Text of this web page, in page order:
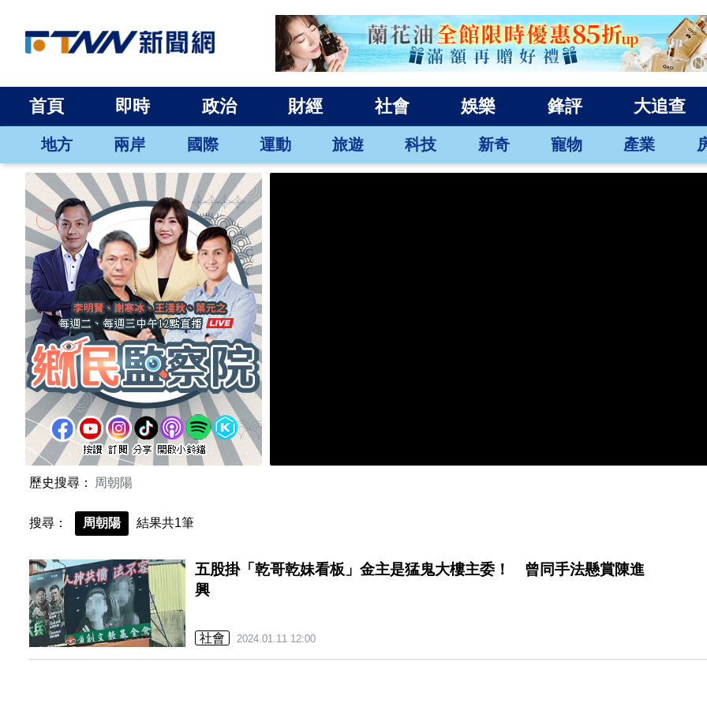
首頁 即時 政治 財經 社會 娛樂 鋒評 大追查
地方 兩岸 國際 運動 旅遊 科技 新奇 寵物 產業
歷史搜尋： 周朝陽
搜尋： 周朝陽 結果共1筆
五股掛「乾哥乾妹看板」金主是猛鬼大樓主委！ 曾同手法懸賞陳進
興
社會 2024.01.11 12:00